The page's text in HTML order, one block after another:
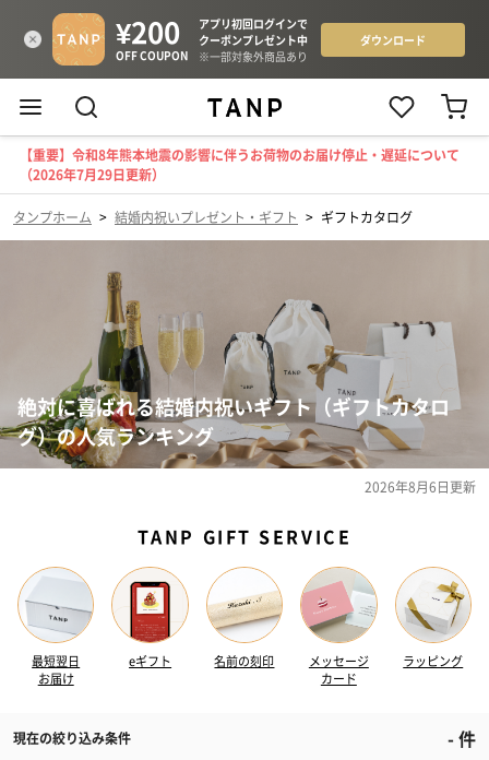
【重要】令和8年熊本地震の影響に伴うお荷物のお届け停止・遅延について
（2026年7月29日更新）
タンプホーム > 結婚内祝いプレゼント・ギフト > ギフトカタログ
絶対に喜ばれる結婚内祝いギフト（ギフトカタロ
グ）の人気ランキング
2026年8月6日更新
TANP GIFT SERVICE
最短翌日
お届け
eギフト 名前の刻印
メッセージ
カード
ラッピング
現在の絞り込み条件 -件